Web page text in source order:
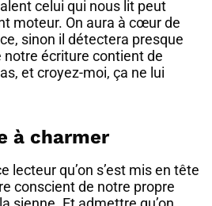
celui qui nous lit peut
moteur. On aura à cœur de
sinon il détectera presque
écriture contient de
et croyez-moi, ça ne lui
à charmer
lecteur qu’on s’est mis en tête
conscient de notre propre